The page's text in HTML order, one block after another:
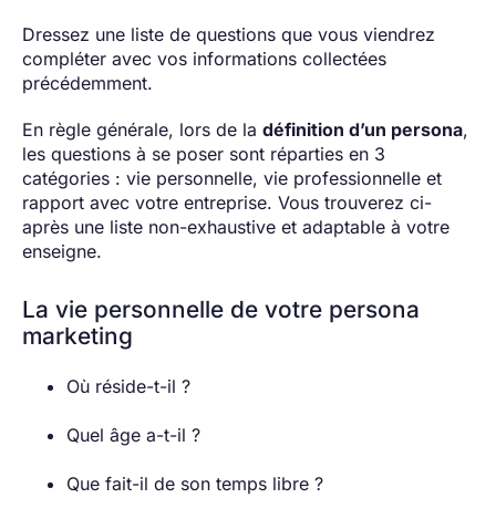
Dressez une liste de questions que vous viendrez
compléter avec vos informations collectées
précédemment.
En règle générale, lors de la définition d’un persona,
les questions à se poser sont réparties en 3
catégories : vie personnelle, vie professionnelle et
rapport avec votre entreprise. Vous trouverez ci-
après une liste non-exhaustive et adaptable à votre
enseigne.
La vie personnelle de votre persona
marketing
Où réside-t-il ?
Quel âge a-t-il ?
Que fait-il de son temps libre ?